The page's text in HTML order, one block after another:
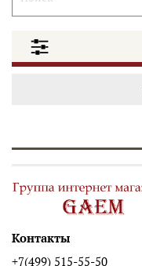
Контакты
+7(499) 515-55-50